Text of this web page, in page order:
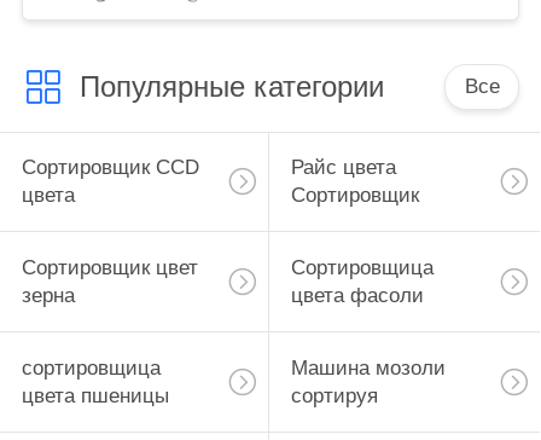
Популярные категории Все
Сортировщик CCD
цвета
Райс цвета
Сортировщик
Сортировщик цвет
зерна
Сортировщица
цвета фасоли
сортировщица
цвета пшеницы
Машина мозоли
сортируя